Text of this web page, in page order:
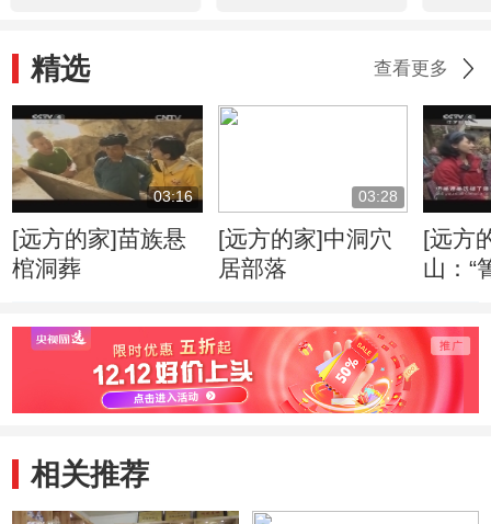
精选 查看更多
03:16
[远方的家]苗族悬
棺洞葬
03:28
[远方的家]中洞穴
居部落
[远方
山：“
相关推荐